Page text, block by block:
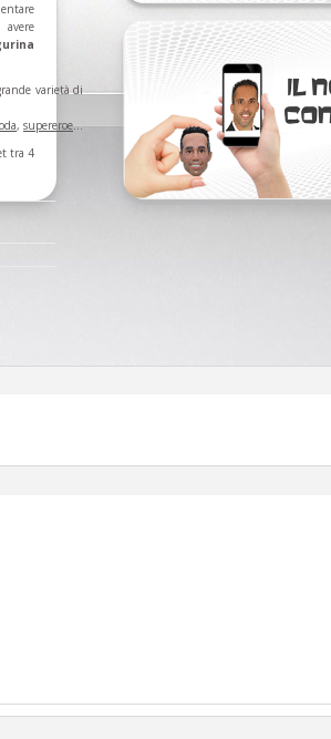
varietà di
, supereroe...
tra 4